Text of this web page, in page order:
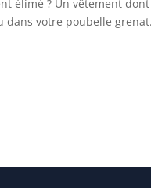
élimé ? Un vêtement
votre poubelle